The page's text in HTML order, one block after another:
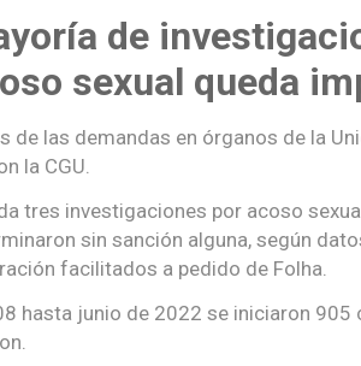
de
sexual queda
de las demandas en órganos de la
la CGU.
tres investigaciones por acoso
sin sanción alguna, según
facilitados a pedido de Folha.
hasta junio de 2022 se iniciaron 905